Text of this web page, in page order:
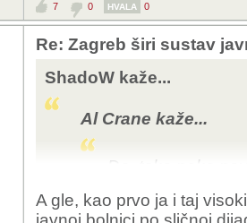
7 0 HVALA 0
Re: Zagreb širi sustav
ShadoW kaže...
Al Crane kaže...
Da, tako neke
Purger... a gle;
A gle, kao prvo ja i taj